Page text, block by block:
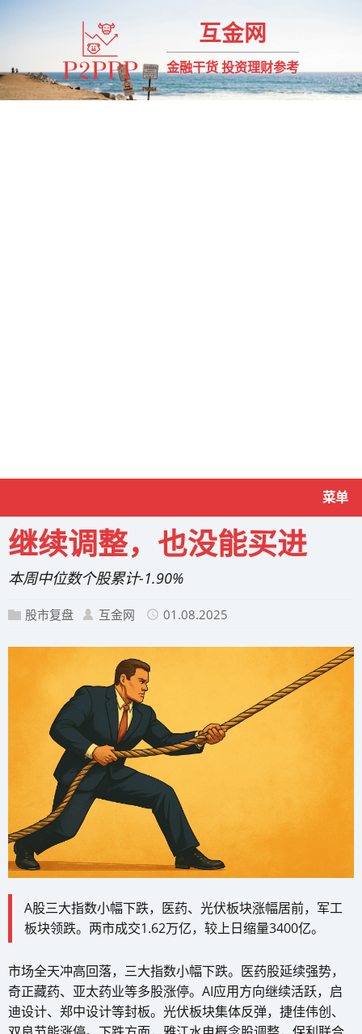
互金网
金融干货 投资理财参考
菜单
继续调整，也没能买进
本周中位数个股累计-1.90%
股市复盘 互金网 01.08.2025
A股三大指数小幅下跌，医药、光伏板块涨幅居前，军工
板块领跌。两市成交1.62万亿，较上日缩量3400亿。
市场全天冲高回落，三大指数小幅下跌。医药股延续强势，
奇正藏药、亚太药业等多股涨停。AI应用方向继续活跃，启
迪设计、郑中设计等封板。光伏板块集体反弹，捷佳伟创、